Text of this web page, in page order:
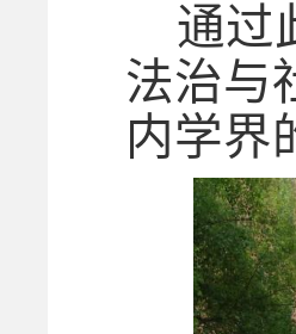
通过
法治与
内学界